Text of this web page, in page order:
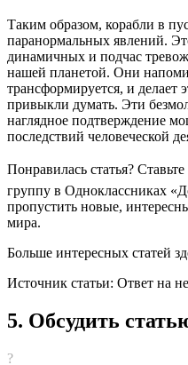
Таким образом, корабли в
паранормальных явлений.
динамичных и подчас
нашей планетой. Они
трансформируется, и делает
привыкли думать. Эти
наглядное подтверждение
последствий человеческой
Понравилась статья?
группу в Одноклассниках
пропустить новые,
мира.
Больше интересных статей
Источник статьи: Ответ на
5. Обсудить
?